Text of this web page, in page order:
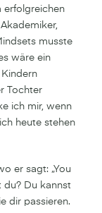
erfolgreichen
musste
wäre ein
Tochter
ich mir, wenn
heute stehen
er sagt: „You
du? Du kannst
dir passieren.